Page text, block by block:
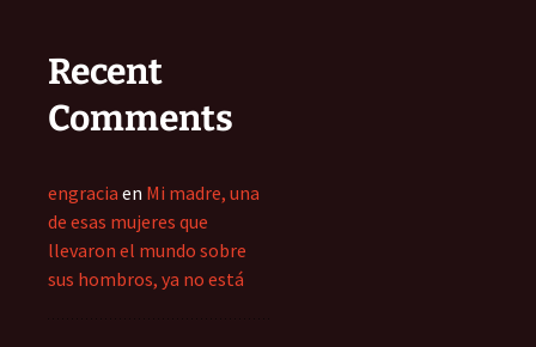
Recent
Comments
engracia en Mi madre, una
de esas mujeres que
llevaron el mundo sobre
sus hombros, ya no está